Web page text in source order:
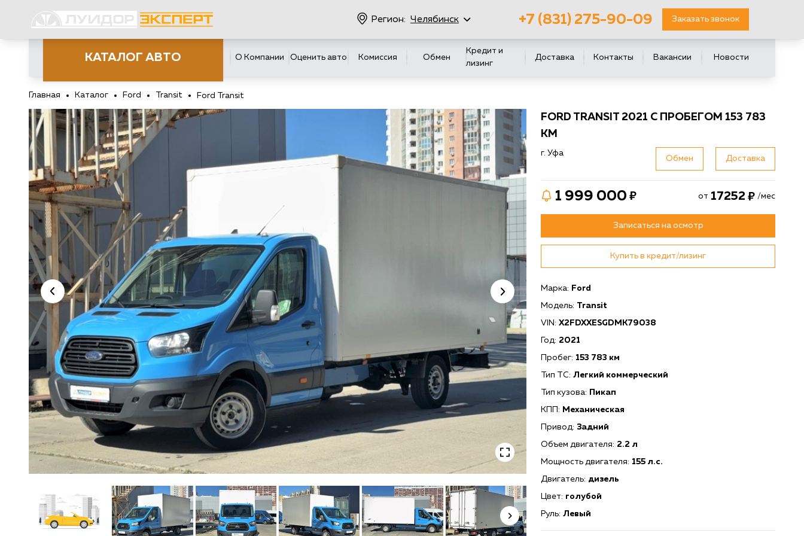
+7 (831) 275-90-09 Заказать звонок
Регион: Челябинск
КАТАЛОГ АВТО О Компании Оценить авто Комиссия Обмен
Кредит и
лизинг
Доставка Контакты Вакансии Новости
Главная Каталог Ford Transit Ford Transit
FORD TRANSIT 2021 С ПРОБЕГОМ 153 783
КМ
г. Уфа
Обмен Доставка
1 999 000 от 17252 /мес
Записаться на осмотр
Купить в кредит/лизинг
Марка: Ford
Модель: Transit
VIN: X2FDXXESGDMK79038
Год: 2021
Пробег: 153 783 км
Тип ТС: Легкий коммерческий
Тип кузова: Пикап
КПП: Механическая
Привод: Задний
Объем двигателя: 2.2 л
Мощность двигателя: 155 л.с.
Двигатель: дизель
Цвет: голубой
Руль: Левый